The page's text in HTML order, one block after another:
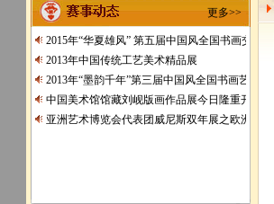
更多>>
2015年“华夏雄风” 第五届中国风全国书画交流
2013年中国传统工艺美术精品展
2013年“墨韵千年”第三届中国风全国书画艺术交
中国美术馆馆藏刘岘版画作品展今日隆重开展
亚洲艺术博览会代表团威尼斯双年展之欧洲行